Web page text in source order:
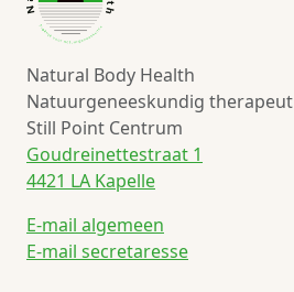
Natural Body Health
Natuurgeneeskundig therapeut
Still Point Centrum
Goudreinettestraat 1
4421 LA Kapelle
E-mail algemeen
E-mail secretaresse